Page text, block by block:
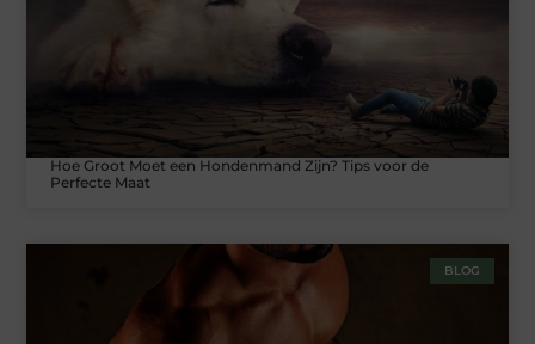
Hoe Groot Moet een Hondenmand Zijn? Tips voor de
Perfecte Maat
BLOG